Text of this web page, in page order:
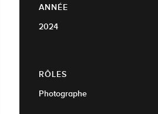
ANNÉE
2024
RÔLES
Photographe